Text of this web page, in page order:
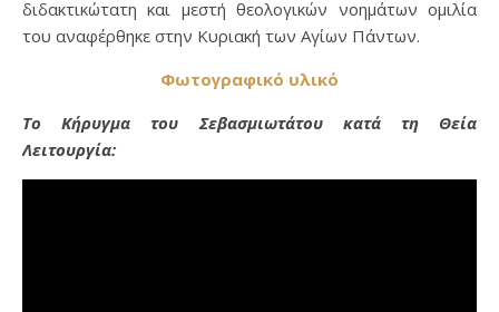
διδακτικώτατη και μεστή θεολογικών νοημάτων ομιλία
του αναφέρθηκε στην Κυριακή των Αγίων Πάντων.
Φωτογραφικό υλικό
Το Κήρυγμα του Σεβασμιωτάτου κατά τη Θεία
Λειτουργία: